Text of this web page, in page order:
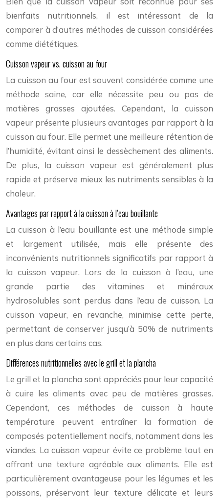
bienfaits nutritionnels, il est intéressant de la
comparer à d’autres méthodes de cuisson considérées
comme diététiques.
Cuisson vapeur vs. cuisson au four
La cuisson au four est souvent considérée comme une
méthode saine, car elle nécessite peu ou pas de
matières grasses ajoutées. Cependant, la cuisson
vapeur présente plusieurs avantages par rapport à la
cuisson au four. Elle permet une meilleure rétention de
l’humidité, évitant ainsi le dessèchement des aliments.
De plus, la cuisson vapeur est généralement plus
rapide et préserve mieux les nutriments sensibles à la
chaleur.
Avantages par rapport à la cuisson à l’eau bouillante
La cuisson à l’eau bouillante est une méthode simple
et largement utilisée, mais elle présente des
inconvénients nutritionnels significatifs par rapport à
la cuisson vapeur. Lors de la cuisson à l’eau, une
grande partie des vitamines et minéraux
hydrosolubles sont perdus dans l’eau de cuisson. La
cuisson vapeur, en revanche, minimise cette perte,
permettant de conserver jusqu’à 50% de nutriments
en plus dans certains cas.
Différences nutritionnelles avec le grill et la plancha
Le grill et la plancha sont appréciés pour leur capacité
à cuire les aliments avec peu de matières grasses.
Cependant, ces méthodes de cuisson à haute
température peuvent entraîner la formation de
composés potentiellement nocifs, notamment dans les
viandes. La cuisson vapeur évite ce problème tout en
offrant une texture agréable aux aliments. Elle est
particulièrement avantageuse pour les légumes et les
poissons, préservant leur texture délicate et leurs